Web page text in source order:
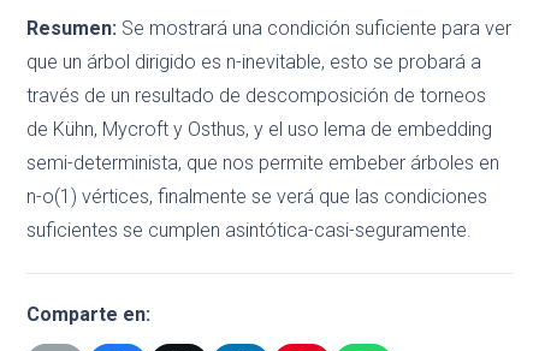
Resumen: Se mostrará una condición suficiente para ver
que un árbol dirigido es n-inevitable, esto se probará a
través de un resultado de descomposición de torneos
de Kühn, Mycroft y Osthus, y el uso lema de embedding
semi-determinista, que nos permite embeber árboles en
n-o(1) vértices, finalmente se verá que las condiciones
suficientes se cumplen asintótica-casi-seguramente.
Comparte en: